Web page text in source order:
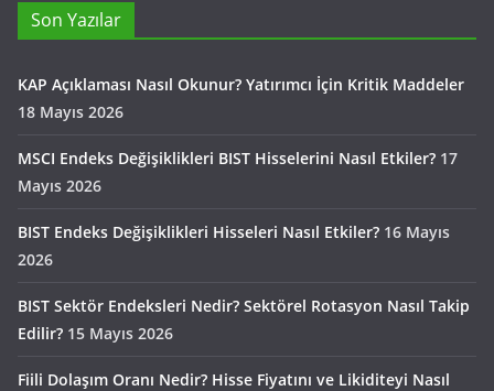
Son Yazılar
KAP Açıklaması Nasıl Okunur? Yatırımcı İçin Kritik Maddeler
18 Mayıs 2026
MSCI Endeks Değişiklikleri BIST Hisselerini Nasıl Etkiler? 17
Mayıs 2026
BIST Endeks Değişiklikleri Hisseleri Nasıl Etkiler? 16 Mayıs
2026
BIST Sektör Endeksleri Nedir? Sektörel Rotasyon Nasıl Takip
Edilir? 15 Mayıs 2026
Fiili Dolaşım Oranı Nedir? Hisse Fiyatını ve Likiditeyi Nasıl